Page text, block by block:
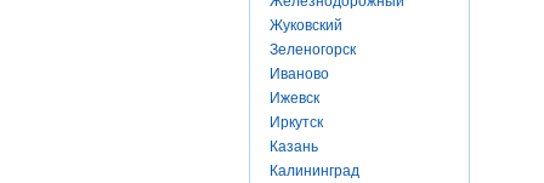
Жуковский
Зеленогорск
Иваново
Ижевск
Иркутск
Казань
Калининград